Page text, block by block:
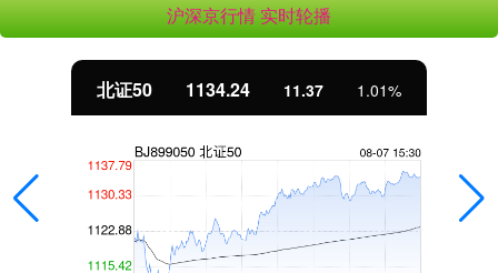
沪深京行情 实时轮播
北证50 1134.24 11.37 1.01%